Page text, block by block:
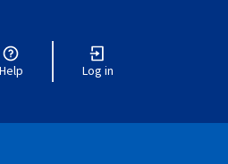
Help Log in